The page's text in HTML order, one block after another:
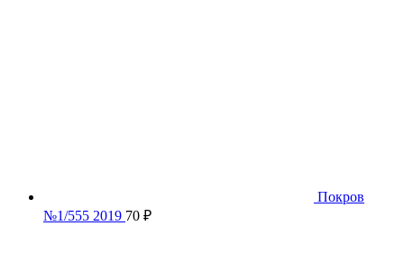
Покров
№1/555 2019 70 ₽